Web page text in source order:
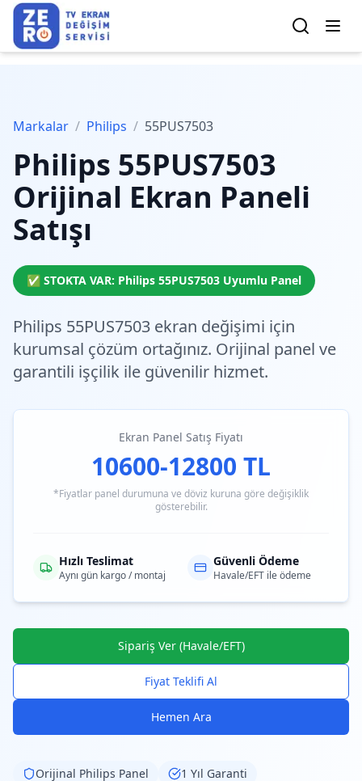
Markalar / Philips / 55PUS7503
Philips 55PUS7503
Orijinal Ekran Paneli
Satışı
✅ STOKTA VAR: Philips 55PUS7503 Uyumlu Panel
Philips 55PUS7503 ekran değişimi için
kurumsal çözüm ortağınız. Orijinal panel ve
garantili işçilik ile güvenilir hizmet.
Ekran Panel Satış Fiyatı
10600-12800 TL
*Fiyatlar panel durumuna ve döviz kuruna göre değişiklik
gösterebilir.
Hızlı Teslimat
Aynı gün kargo / montaj
Güvenli Ödeme
Havale/EFT ile ödeme
Sipariş Ver (Havale/EFT)
Fiyat Teklifi Al
Hemen Ara
Orijinal Philips Panel
1 Yıl Garanti